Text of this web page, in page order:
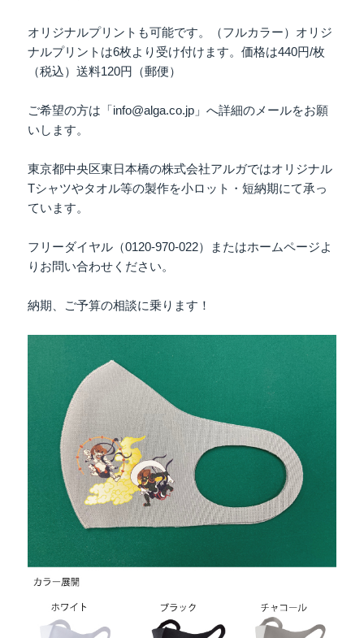
オリジナルプリントも可能です。（フルカラー）オリジ
ナルプリントは6枚より受け付けます。価格は440円/枚
（税込）送料120円（郵便）
ご希望の方は「info@alga.co.jp」へ詳細のメールをお願
いします。
東京都中央区東日本橋の株式会社アルガではオリジナル
Tシャツやタオル等の製作を小ロット・短納期にて承っ
ています。
フリーダイヤル（0120-970-022）またはホームページよ
りお問い合わせください。
納期、ご予算の相談に乗ります！